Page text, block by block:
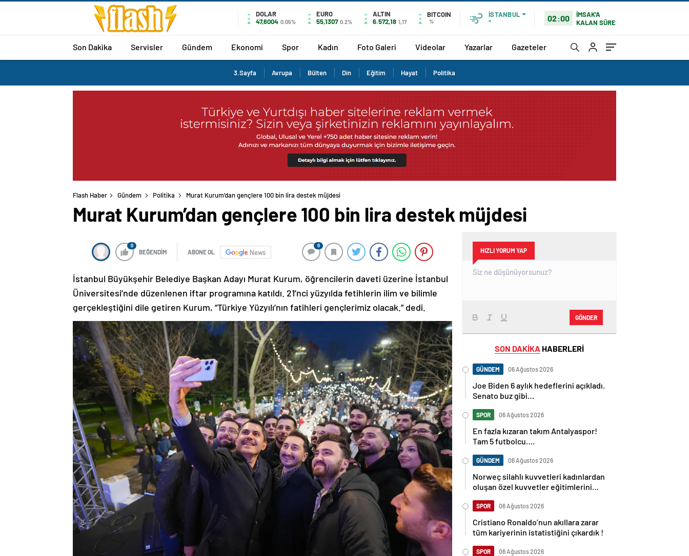
DOLAR
47,6004 0.05%
EURO
55,1307 0.2%
ALTIN
6.572,18 1,17
BITCOIN
%
İSTANBUL
°
02:00
İMSAK'A
KALAN SÜRE
Son Dakika Servisler Gündem Ekonomi Spor Kadın Foto Galeri Videolar Yazarlar Gazeteler
3.Sayfa Avrupa Bülten Din Eğitim Hayat Politika
Flash Haber Gündem Politika Murat Kurum’dan gençlere 100 bin lira destek müjdesi
Murat Kurum’dan gençlere 100 bin lira destek müjdesi
0
BEĞENDİM ABONE OL News
0
İstanbul Büyükşehir Belediye Başkan Adayı Murat Kurum, öğrencilerin daveti üzerine İstanbul
Üniversitesi’nde düzenlenen iftar programına katıldı. 21’nci yüzyılda fetihlerin ilim ve bilimle
gerçekleştiğini dile getiren Kurum, “Türkiye Yüzyılı’nın fatihleri gençlerimiz olacak.” dedi.
HIZLI YORUM YAP
GÖNDER
SON DAKİKA HABERLERİ
GÜNDEM 06 Ağustos 2026
Joe Biden 6 aylık hedeflerini açıkladı.
Senato buz gibi…
SPOR 06 Ağustos 2026
En fazla kızaran takım Antalyaspor!
Tam 5 futbolcu….
GÜNDEM 06 Ağustos 2026
Norweç silahlı kuvvetleri kadınlardan
oluşan özel kuvvetler eğitimlerini
SPOR 06 Ağustos 2026
Cristiano Ronaldo’nun akıllara zarar
tüm kariyerinin istatistiğini çıkardık !
SPOR 06 Ağustos 2026